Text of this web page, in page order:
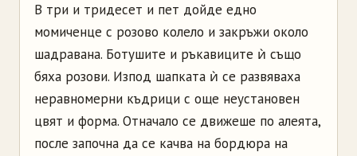
В три и тридесет и пет дойде едно
момиченце с розово колело и закръжи около
шадравана. Ботушите и ръкавиците ѝ също
бяха розови. Изпод шапката ѝ се развяваха
неравномерни къдрици с още неустановен
цвят и форма. Отначало се движеше по алеята,
после започна да се качва на бордюра на